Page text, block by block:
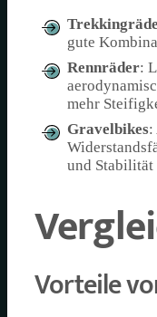
gute
Rennräder:
mehr
Gravelbikes:
und Stabilität
Vorteile